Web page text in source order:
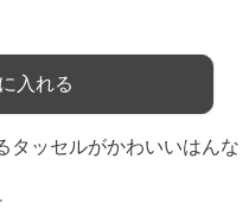
入れる
タッセルがかわいいはんな